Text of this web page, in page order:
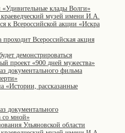
клады Волги»
музей имени И.А.
к Всероссийской акции «Искра
проходит Всероссийская акция
демонстрироваться
проект «900 дней мужества»
документального фильма
«Истории, рассказанные
документального
со мной»
Ульяновской области